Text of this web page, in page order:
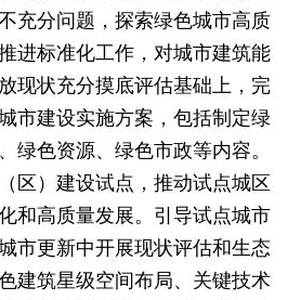
充分问题，探索绿色城市高质
进标准化工作，对城市建筑能
现状充分摸底评估基础上，完
市建设实施方案，包括制定绿
绿色资源、绿色市政等内容。
区）建设试点，推动试点城区
和高质量发展。引导试点城市
市更新中开展现状评估和生态
建筑星级空间布局、关键技术